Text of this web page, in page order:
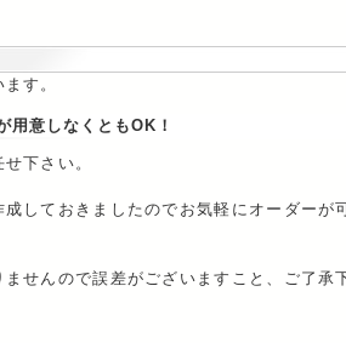
す。
用意しなくともOK！
下さい。
しておきましたのでお気軽にオーダーが
せんので誤差がございますこと、ご了承